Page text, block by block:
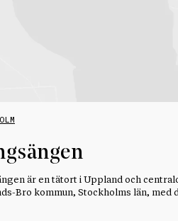
är en tätort i Uppland och
Bro kommun, Stockholms län, med